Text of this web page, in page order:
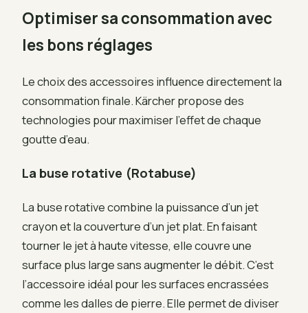
Optimiser sa consommation avec
les bons réglages
Le choix des accessoires influence directement la
consommation finale. Kärcher propose des
technologies pour maximiser l’effet de chaque
goutte d’eau.
La buse rotative (Rotabuse)
La buse rotative combine la puissance d’un jet
crayon et la couverture d’un jet plat. En faisant
tourner le jet à haute vitesse, elle couvre une
surface plus large sans augmenter le débit. C’est
l’accessoire idéal pour les surfaces encrassées
comme les dalles de pierre. Elle permet de diviser